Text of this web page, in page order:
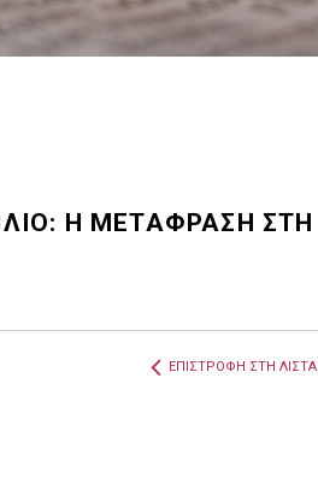
Η ΜΕΤΑΦΡΑΣΗ ΣΤΗ
ΕΠΙΣΤΡΟΦΗ ΣΤΗ ΛΙΣΤΑ